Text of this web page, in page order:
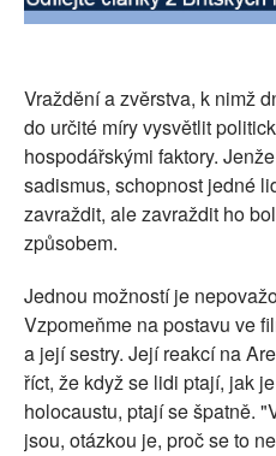
Vraždění a zvěrstva, k nimž
do určité míry vysvětlit
hospodářskými faktory.
sadismus, schopnost jedné
zavraždit, ale zavraždit ho
způsobem.
Jednou možností je
Vzpomeňme na postavu ve
a její sestry. Její reakcí na
říct, že když se lidi ptají, jak
holocaustu, ptají se špatně.
jsou, otázkou je, proč se to